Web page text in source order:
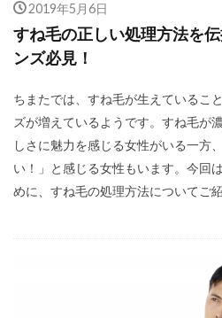
2019年5月6日
すね毛の正しい処理方法を
ンズ必見！
ちまたでは、すね毛が生えているこ
ズが増えているようです。すね毛が
しさに魅力を感じる女性がいる一方
い！」と感じる女性もいます。今回
めに、すね毛の処理方法についてご紹